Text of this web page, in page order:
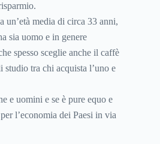
un’età media di circa 33 anni,
sia uomo e in genere
spesso sceglie anche il caffè
tra chi acquista l’uno e
e uomini e se è pure equo e
l’economia dei Paesi in via